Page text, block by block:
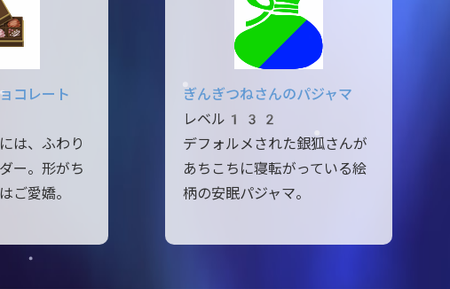
コレート
は、ふわり
ー。形がち
ご愛嬌。
ぎんぎつねさんのパジャマ
レベル132
デフォルメされた銀狐さんが
あちこちに寝転がっている絵
柄の安眠パジャマ。